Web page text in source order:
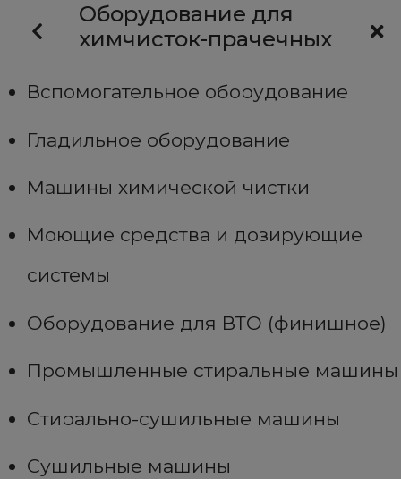
Оборудование для
химчисток-прачечных
Вспомогательное оборудование
Гладильное оборудование
Машины химической чистки
Моющие средства и дозирующие
системы
Оборудование для ВТО (финишное)
Промышленные стиральные машины
Стирально-сушильные машины
Сушильные машины